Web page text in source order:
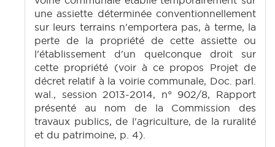
une assiette déterminée conventionnellement
sur leurs terrains n'emportera pas, à terme, la
perte de la propriété de cette assiette ou
l'établissement d'un quelconque droit sur
cette propriété (voir à ce propos Projet de
décret relatif à la voirie communale, Doc. parl.
wal., session 2013-2014, n° 902/8, Rapport
présenté au nom de la Commission des
travaux publics, de l'agriculture, de la ruralité
et du patrimoine, p. 4).